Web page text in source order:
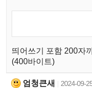
띄어쓰기 포함 200자
(400바이트)
엄청큰새 2024-09-